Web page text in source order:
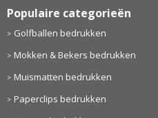
Populaire categorieën
Golfballen bedrukken
Mokken & Bekers bedrukken
Muismatten bedrukken
Paperclips bedrukken